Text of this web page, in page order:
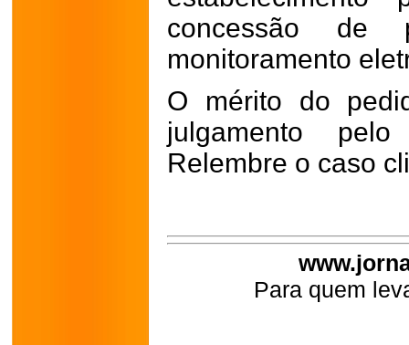
concessão de
monitoramento
O mérito do
julgamento
Relembre o caso
Para quem